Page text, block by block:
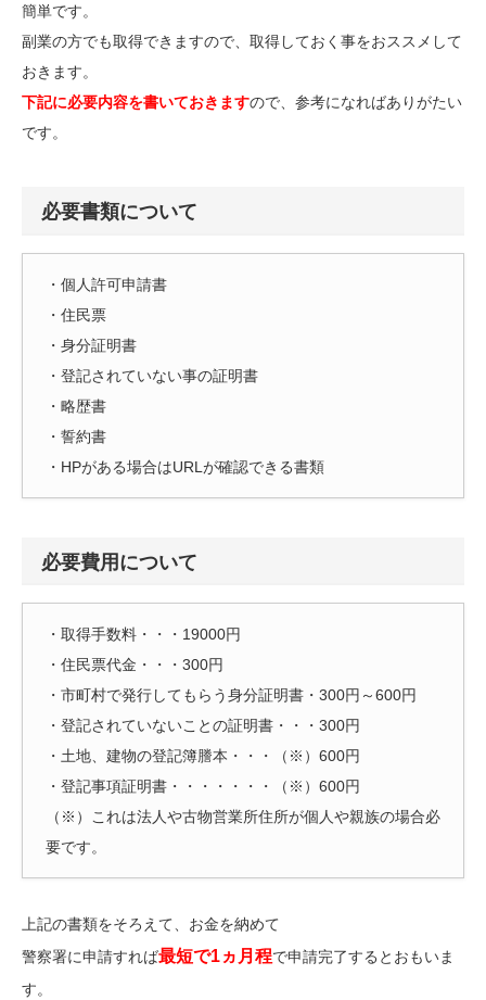
簡単です。
副業の方でも取得できますので、取得しておく事をおススメして
おきます。
下記に必要内容を書いておきますので、参考になればありがたい
です。
必要書類について
・個人許可申請書
・住民票
・身分証明書
・登記されていない事の証明書
・略歴書
・誓約書
・HPがある場合はURLが確認できる書類
必要費用について
・取得手数料・・・19000円
・住民票代金・・・300円
・市町村で発行してもらう身分証明書・300円～600円
・登記されていないことの証明書・・・300円
・土地、建物の登記簿謄本・・・（※）600円
・登記事項証明書・・・・・・・（※）600円
（※）これは法人や古物営業所住所が個人や親族の場合必
要です。
上記の書類をそろえて、お金を納めて
警察署に申請すれば最短で1ヵ月程で申請完了するとおもいま
す。